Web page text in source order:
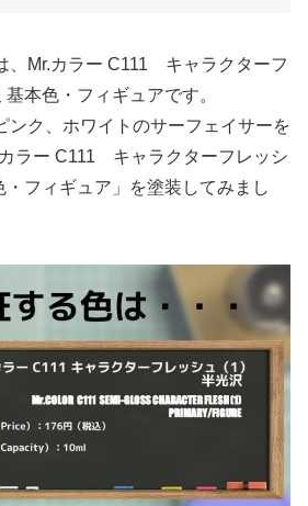
、Mr.カラー C111 キャラクターフ
本色・フィギュアです。
ンク、ホワイトのサーフェイサーを
ラー C111 キャラクターフレッシ
・フィギュア」を塗装してみまし